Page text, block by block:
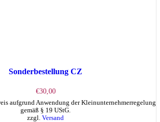
Sonderbestellung CZ
€30,00
aufgrund Anwendung der Kleinunternehmerregelung
gemäß § 19 UStG.
zzgl. Versand